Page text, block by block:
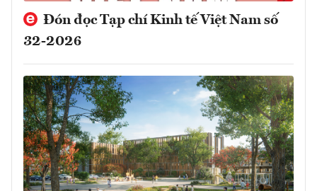
Đón đọc Tạp chí Kinh tế Việt Nam số
32-2026